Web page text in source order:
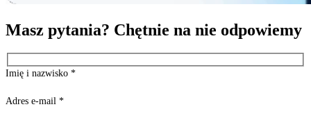
Masz pytania? Chętnie na nie odpowiemy
Imię i nazwisko *
Adres e-mail *